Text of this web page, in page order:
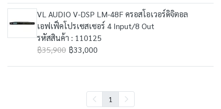
VL AUDIO V-DSP LM-48F ครอสโอเวอร์ดิจิตอล
เอฟเฟ็คโปรเซสเซอร์ 4 Input/8 Out
รหัสสินค้า : 110125
฿35,900 ฿33,000
1